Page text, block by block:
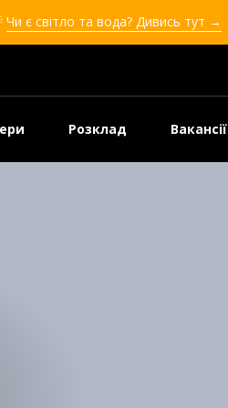
Чи є світло та вода? Дивись тут →
Розклад Вакансії